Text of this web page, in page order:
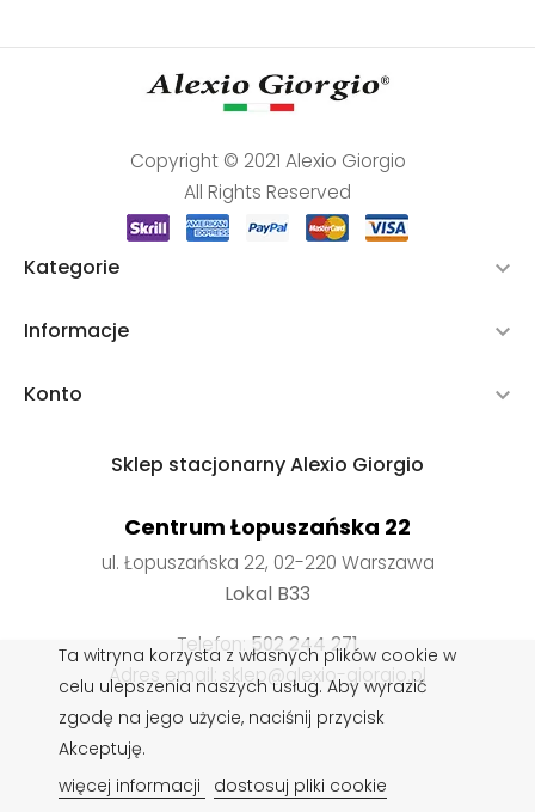
Copyright © 2021 Alexio Giorgio
All Rights Reserved
Kategorie 
Informacje 
Konto 
Sklep stacjonarny Alexio Giorgio
Centrum Łopuszańska 22
ul. Łopuszańska 22, 02-220 Warszawa
Lokal B33
Telefon: 502 244 271
Adres email: sklep@alexio-giorgio.pl
butów,Pasty do butów,Czyszczenie obuwia
Ta witryna korzysta z własnych plików cookie w
celu ulepszenia naszych usług. Aby wyrazić
zgodę na jego użycie, naciśnij przycisk
Akceptuję.
więcej informacji
dostosuj pliki cookie